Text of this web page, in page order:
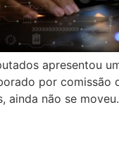
apresentou
por comissão
ainda não se moveu.